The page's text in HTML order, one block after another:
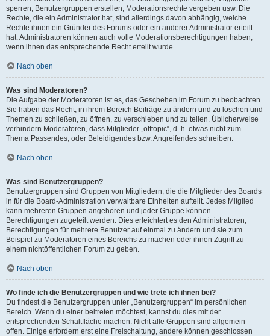
sperren, Benutzergruppen erstellen, Moderationsrechte vergeben usw. Die
Rechte, die ein Administrator hat, sind allerdings davon abhängig, welche
Rechte ihnen ein Gründer des Forums oder ein anderer Administrator erteilt
hat. Administratoren können auch volle Moderationsberechtigungen haben,
wenn ihnen das entsprechende Recht erteilt wurde.
Nach oben
Was sind Moderatoren?
Die Aufgabe der Moderatoren ist es, das Geschehen im Forum zu beobachten.
Sie haben das Recht, in ihrem Bereich Beiträge zu ändern und zu löschen und
Themen zu schließen, zu öffnen, zu verschieben und zu teilen. Üblicherweise
verhindern Moderatoren, dass Mitglieder „offtopic“, d. h. etwas nicht zum
Thema Passendes, oder Beleidigendes bzw. Angreifendes schreiben.
Nach oben
Was sind Benutzergruppen?
Benutzergruppen sind Gruppen von Mitgliedern, die die Mitglieder des Boards
in für die Board-Administration verwaltbare Einheiten aufteilt. Jedes Mitglied
kann mehreren Gruppen angehören und jeder Gruppe können
Berechtigungen zugeteilt werden. Dies erleichtert es den Administratoren,
Berechtigungen für mehrere Benutzer auf einmal zu ändern und sie zum
Beispiel zu Moderatoren eines Bereichs zu machen oder ihnen Zugriff zu
einem nichtöffentlichen Forum zu geben.
Nach oben
Wo finde ich die Benutzergruppen und wie trete ich ihnen bei?
Du findest die Benutzergruppen unter „Benutzergruppen“ im persönlichen
Bereich. Wenn du einer beitreten möchtest, kannst du dies mit der
entsprechenden Schaltfläche machen. Nicht alle Gruppen sind allgemein
offen. Einige erfordern erst eine Freischaltung, andere können geschlossen